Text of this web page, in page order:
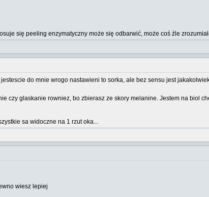
się peeling enzymatyczny może się odbarwić, może coś źle
do mnie wrogo nastawieni to sorka, ale bez sensu jest
czy glaskanie rowniez, bo zbierasz ze skory melanine. Jestem na biol
sa widoczne na 1 rzut oka...
wiesz lepiej